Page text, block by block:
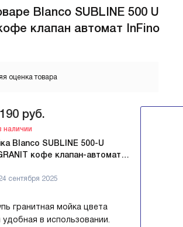
Blanco SUBLINE 500 U
клапан автомат InFino
оценка товара
руб.
наличии
Blanco SUBLINE 500-U
кофе клапан-автомат
сентября 2025
гранитная мойка цвета
в использовании.